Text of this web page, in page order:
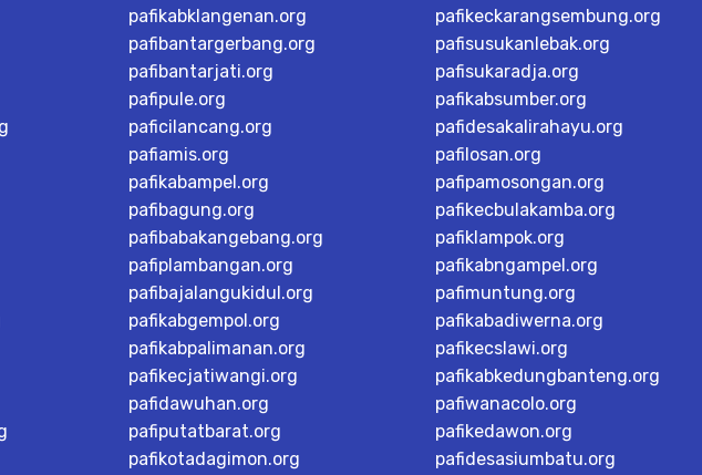
pafikabklangenan.org
pafibantargerbang.org
pafibantarjati.org
pafipule.org
paficilancang.org
pafiamis.org
pafikabampel.org
pafibagung.org
pafibabakangebang.org
pafiplambangan.org
pafibajalangukidul.org
pafikabgempol.org
pafikabpalimanan.org
pafikecjatiwangi.org
pafidawuhan.org
pafiputatbarat.org
pafikotadagimon.org
pafikeckarangsembung.org
pafisusukanlebak.org
pafisukaradja.org
pafikabsumber.org
pafidesakalirahayu.org
pafilosan.org
pafipamosongan.org
pafikecbulakamba.org
pafiklampok.org
pafikabngampel.org
pafimuntung.org
pafikabadiwerna.org
pafikecslawi.org
pafikabkedungbanteng.org
pafiwanacolo.org
pafikedawon.org
pafidesasiumbatu.org